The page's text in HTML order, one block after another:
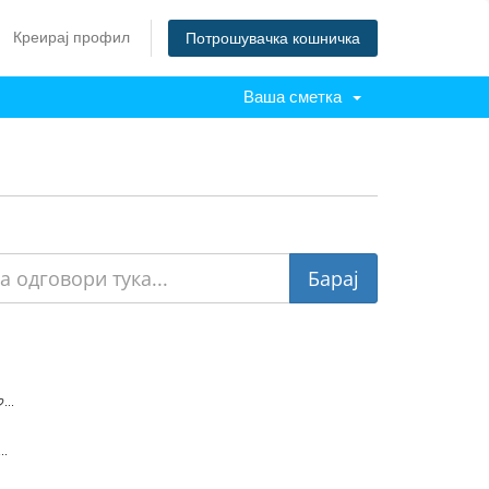
Креирај профил Потрошувачка кошничка
Ваша сметка
לעיתים נדחות עסקות עקב חריגה מתקרת האשראי של בעל הכרטיס. במקרים מסוימים ניתן לקבל אישור טלפוני...